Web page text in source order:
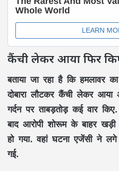
कैंची लेकर आया फिर
बताया जा रहा है कि हमलावर
दोबारा लौटकर कैंची लेकर
गर्दन पर ताबड़तोड़ कई वार
बाद आरोपी शोरूम के बाहर
हो गया. वहां घटना एजेंसी ने
गई.